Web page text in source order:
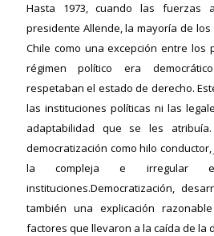
Hasta 1973, cuando las fuerzas
presidente Allende, la mayoría de
Chile como una excepción entre los
régimen político era
respetaban el estado de derecho.
las instituciones políticas ni las
adaptabilidad que se les
democratización como hilo
la compleja e irregular
instituciones.Democratización,
también una explicación
factores que llevaron a la caída de la